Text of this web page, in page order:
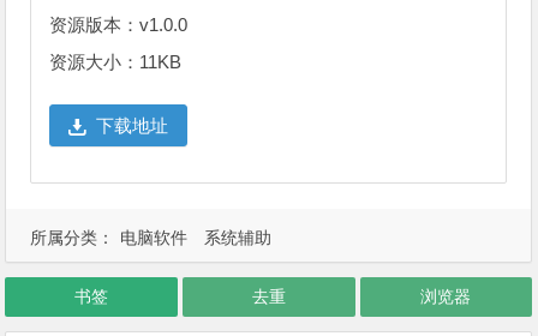
资源版本：v1.0.0
资源大小：11KB
下载地址
所属分类： 电脑软件 系统辅助
书签 去重 浏览器